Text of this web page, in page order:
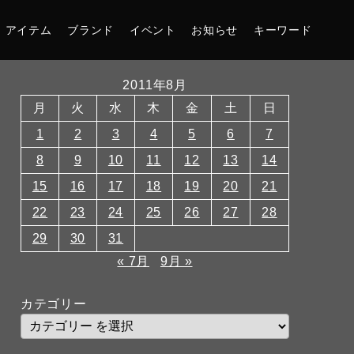
アイテム ブランド イベント お知らせ キーワード
2011年8月
月
火 水 木 金 土
日
1
2 3 4 5 6
7
8
9 10 11 12 13
14
15
16 17 18 19 20
21
22
23 24 25 26 27
28
29
30
31
« 7月
9月 »
カテゴリー